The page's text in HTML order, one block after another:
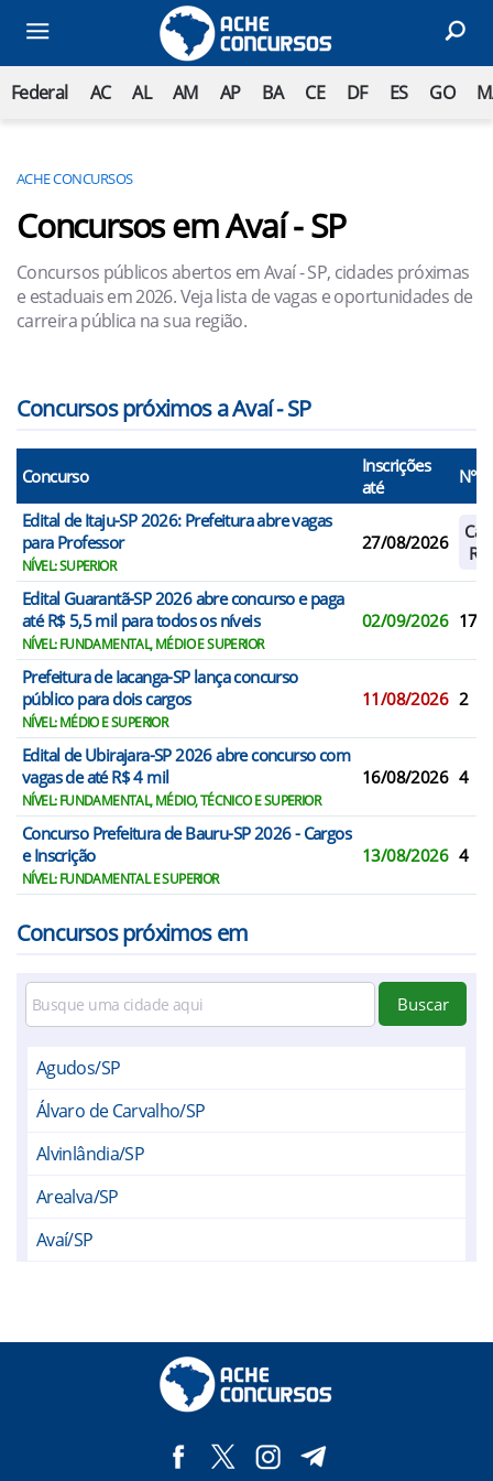
Federal AC AL AM AP BA CE DF ES GO
ACHE CONCURSOS
Concursos em Avaí - SP
Concursos públicos abertos em Avaí - SP, cidades próximas
e estaduais em 2026. Veja lista de vagas e oportunidades de
carreira pública na sua região.
Concursos próximos a Avaí - SP
Concurso
Inscrições
até
N°
Edital de Itaju-SP 2026: Prefeitura abre vagas
para Professor
NÍVEL: SUPERIOR
27/08/2026
Edital Guarantã-SP 2026 abre concurso e paga
até R$ 5,5 mil para todos os níveis
NÍVEL: FUNDAMENTAL, MÉDIO E SUPERIOR
02/09/2026 17
Prefeitura de Iacanga-SP lança concurso
público para dois cargos
NÍVEL: MÉDIO E SUPERIOR
11/08/2026 2
Edital de Ubirajara-SP 2026 abre concurso com
vagas de até R$ 4 mil
NÍVEL: FUNDAMENTAL, MÉDIO, TÉCNICO E SUPERIOR
16/08/2026 4
Concurso Prefeitura de Bauru-SP 2026 - Cargos
e Inscrição
NÍVEL: FUNDAMENTAL E SUPERIOR
13/08/2026 4
Concursos próximos em
Buscar
Agudos/SP
Álvaro de Carvalho/SP
Alvinlândia/SP
Arealva/SP
Avaí/SP
Cabrália Paulista/SP